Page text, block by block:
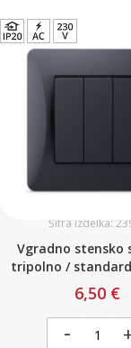
Šifra izdelka:
Vgradno stensko
tripolno /
grafitno črna
6,50 €
- +